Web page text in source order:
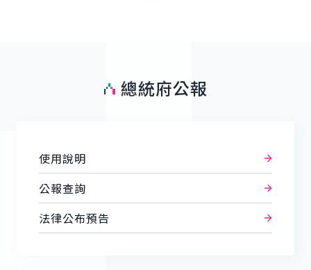
總統府公報
使用說明
公報查詢
法律公布預告